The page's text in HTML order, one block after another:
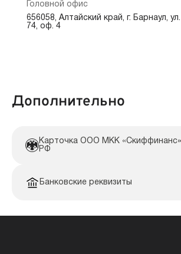
Головной офис
656058, Алтайский край, г. Барнаул,
74, оф. 4
Дополнительно
Карточка ООО МКК
РФ
Банковские реквизиты